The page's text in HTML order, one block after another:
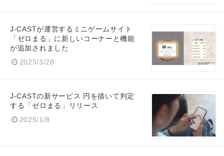
J-CASTが運営するミニゲームサイト
「ゼロまる」に新しいコーナーと機能
が追加されました
2025/3/28
J-CASTの新サービス 円を描いて判定
する「ゼロまる」リリース
2025/1/8